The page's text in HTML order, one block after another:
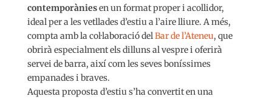
contemporàniesen un format proper i acollidor,
ideal per a les vetllades d’estiu a l’aire lliure. A més,
compta amb la col·laboració del Bar de l’Ateneu, que
obrirà especialment els dilluns al vespre i oferirà
servei de barra, així com les seves boníssimes
empanades i braves.
Aquesta proposta d’estiu s’ha convertit en una